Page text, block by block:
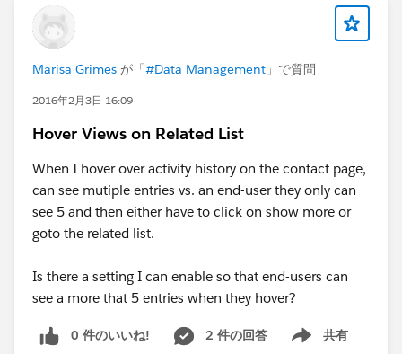
Marisa Grimes が「#Data Management 」で質問
2016年2月3日 16:09
Hover Views on Related List
When I hover over activity history on the contact page,
can see mutiple entries vs. an end-user they only can
see 5 and then either have to click on show more or
goto the related list.
Is there a setting I can enable so that end-users can
see a more that 5 entries when they hover?
0 件のいいね! 2 件の回答 共有
Show menu